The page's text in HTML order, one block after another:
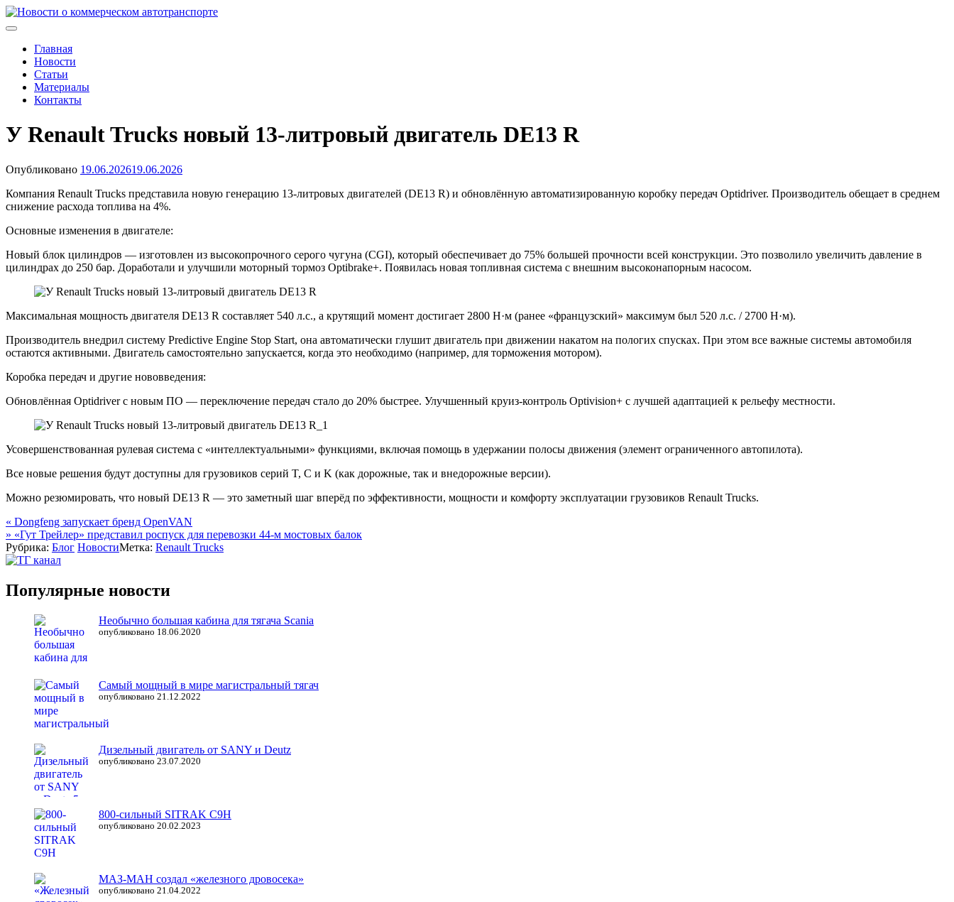
Skip
to
Главная
Новости
Статьи
Материалы
Контакты
У Renault Trucks новый 13-литровый двигатель DE13 R
Опубликовано 19.06.202619.06.2026
Компания Renault Trucks представила новую генерацию 13-литровых двигателей (DE13 R) и обновлённую автоматизированную коробку передач Optidriver. Производитель обещает в среднем
снижение расхода топлива на 4%.
Основные изменения в двигателе:
Новый блок цилиндров — изготовлен из высокопрочного серого чугуна (CGI), который обеспечивает до 75% большей прочности всей конструкции. Это позволило увеличить давление в
цилиндрах до 250 бар. Доработали и улучшили моторный тормоз Optibrake+. Появилась новая топливная система с внешним высоконапорным насосом.
Максимальная мощность двигателя DE13 R составляет 540 л.с., а крутящий момент достигает 2800 Н·м (ранее «французский» максимум был 520 л.с. / 2700 Н·м).
Производитель внедрил систему Predictive Engine Stop Start, она автоматически глушит двигатель при движении накатом на пологих спусках. При этом все важные системы автомобиля
остаются активными. Двигатель самостоятельно запускается, когда это необходимо (например, для торможения мотором).
Коробка передач и другие нововведения:
Обновлённая Optidriver с новым ПО — переключение передач стало до 20% быстрее. Улучшенный круиз-контроль Optivision+ с лучшей адаптацией к рельефу местности.
Усовершенствованная рулевая система с «интеллектуальными» функциями, включая помощь в удержании полосы движения (элемент ограниченного автопилота).
Все новые решения будут доступны для грузовиков серий T, C и K (как дорожные, так и внедорожные версии).
Можно резюмировать, что новый DE13 R — это заметный шаг вперёд по эффективности, мощности и комфорту эксплуатации грузовиков Renault Trucks.
Навигация
по
записям
« Dongfeng запускает бренд OpenVAN
» «Гут Трейлер» представил роспуск для перевозки 44-м мостовых балок
Рубрика: Блог НовостиМетка: Renault Trucks
Популярные новости
Необычно большая кабина для тягача Scania
опубликовано 18.06.2020
Самый мощный в мире магистральный тягач
опубликовано 21.12.2022
Дизельный двигатель от SANY и Deutz
опубликовано 23.07.2020
800-сильный SITRAK C9H
опубликовано 20.02.2023
МАЗ-МАН создал «железного дровосека»
опубликовано 21.04.2022